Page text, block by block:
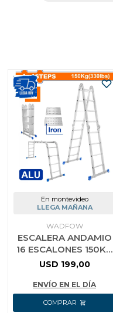
En montevideo
LLEGA MAÑANA
WADFOW
ESCALERA ANDAMIO
16 ESCALONES 150KG
ALUMINIO CON
WADFOW WLD7H44
USD 199,00
ENVÍO EN EL DÍA